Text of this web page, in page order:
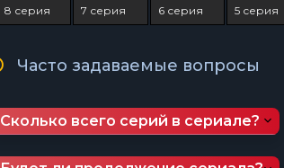
8 серия 7 серия 6 серия 5 серия
Часто задаваемые вопросы
Сколько всего серий в сериале?